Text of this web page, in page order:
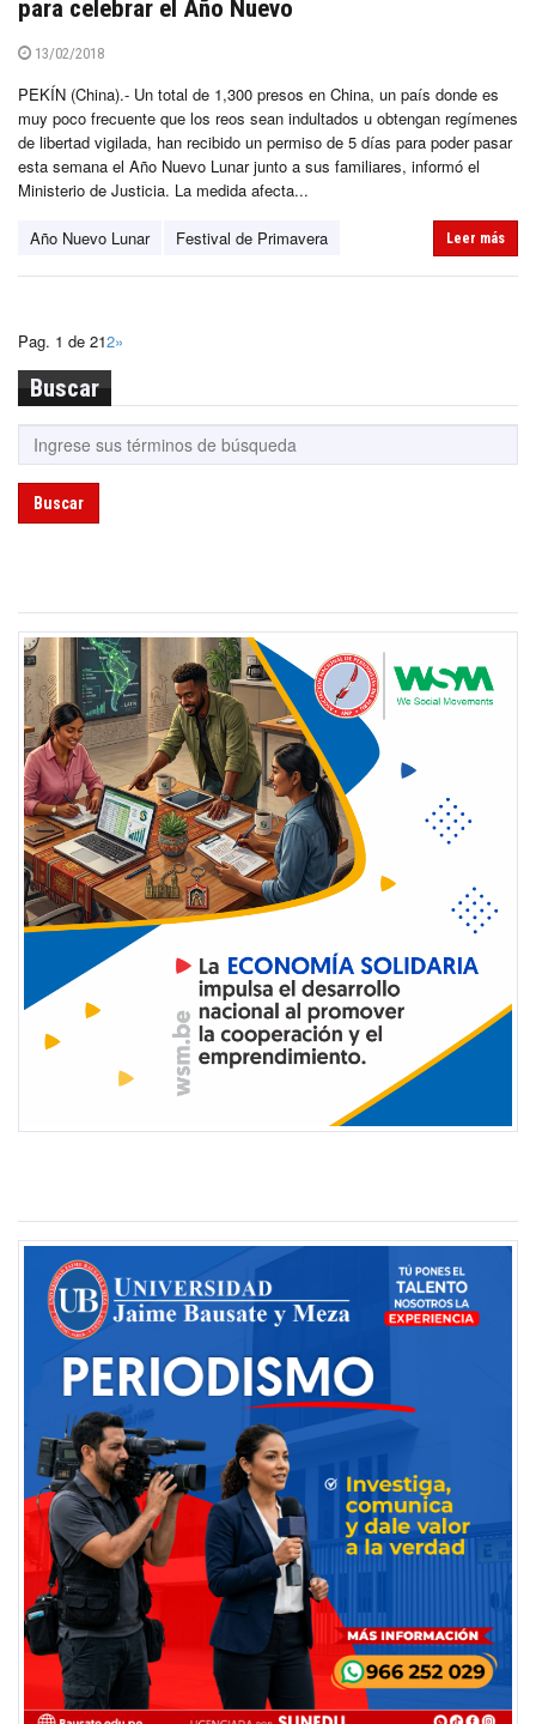
para celebrar el Año Nuevo
13/02/2018
PEKÍN (China).- Un total de 1,300 presos en China, un país donde es
muy poco frecuente que los reos sean indultados u obtengan regímenes
de libertad vigilada, han recibido un permiso de 5 días para poder pasar
esta semana el Año Nuevo Lunar junto a sus familiares, informó el
Ministerio de Justicia. La medida afecta...
Año Nuevo Lunar Festival de Primavera Leer más
Pag. 1 de 212»
Buscar
Buscar